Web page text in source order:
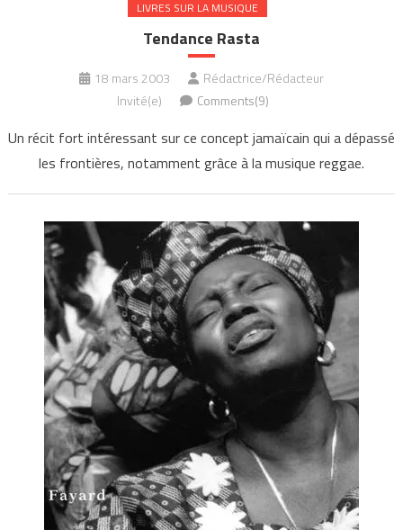
LIVRES SUR LA MUSIQUE
Tendance Rasta
18 mars 2003
Rédactrice/Rédacteur
Invité(e)
Comments(9)
Un récit fort intéressant sur ce concept jamaïcain qui a dépassé
les frontières, notamment grâce à la musique reggae.